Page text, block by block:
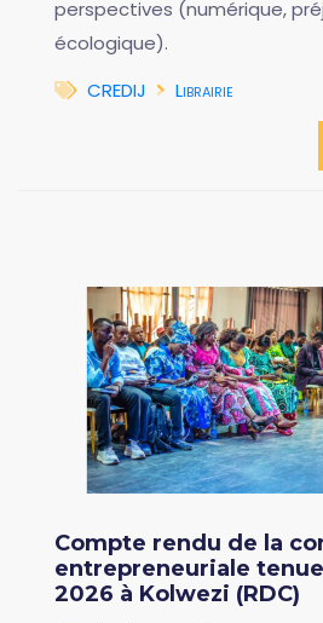
perspectives (numérique,
écologique).
CREDIJ
Librairie
Compte rendu de la
entrepreneuriale
2026 à Kolwezi (RDC)